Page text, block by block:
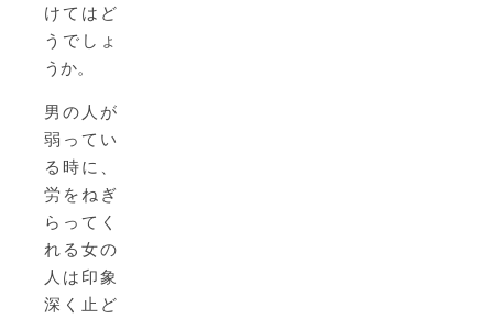
けてはど
うでしょ
うか。
男の人が
弱ってい
る時に、
労をねぎ
らってく
れる女の
人は印象
深く止ど